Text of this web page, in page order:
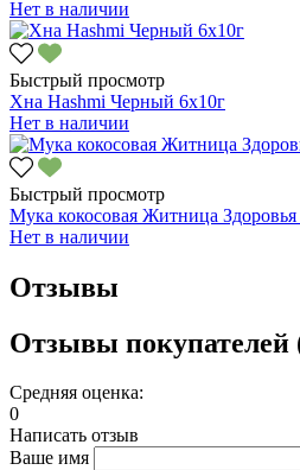
Нет в наличии
Быстрый просмотр
Хна Hashmi Черный 6х10г
Нет в наличии
Быстрый просмотр
Мука кокосовая Житница Здоровья
Нет в наличии
Отзывы
Отзывы покупателей
Средняя оценка:
0
Написать отзыв
Ваше имя